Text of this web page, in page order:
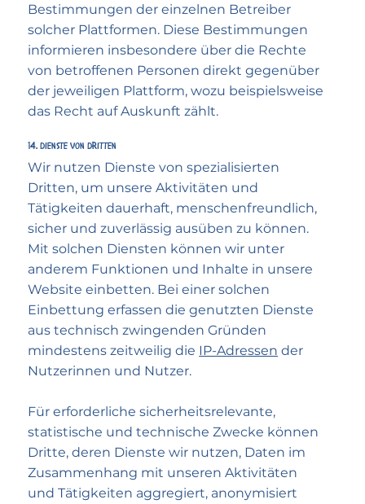
Bestimmungen der einzelnen Betreiber
solcher Plattformen. Diese Bestimmungen
informieren insbesondere über die Rechte
von betroffenen Personen direkt gegenüber
der jeweiligen Plattform, wozu beispielsweise
das Recht auf Auskunft zählt.
14. Dienste von Dritten
Wir nutzen Dienste von spezialisierten
Dritten, um unsere Aktivitäten und
Tätigkeiten dauerhaft, menschen­freundlich,
sicher und zuverlässig ausüben zu können.
Mit solchen Diensten können wir unter
anderem Funktionen und Inhalte in unsere
Website einbetten. Bei einer solchen
Einbettung erfassen die genutzten Dienste
aus technisch zwingenden Gründen
mindestens zeitweilig die IP-Adressen der
Nutzerinnen und Nutzer.
Für erforderliche sicherheitsrelevante,
statistische und technische Zwecke können
Dritte, deren Dienste wir nutzen, Daten im
Zusammenhang mit unseren Aktivitäten
und Tätigkeiten aggregiert, anonymisiert